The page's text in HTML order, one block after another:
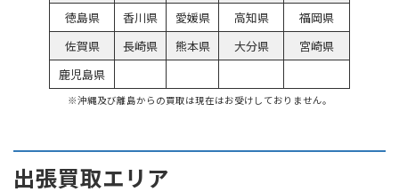
徳島県
香川県 愛媛県 高知県
福岡県
佐賀県
長崎県 熊本県 大分県
宮崎県
鹿児島県
※沖縄及び離島からの買取は現在はお受けしておりません。
出張買取エリア